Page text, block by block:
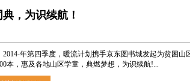
，为识续航！
年第四季度，暖流计划携手京东图书城发起为贫困山
本，惠及各地山区学童，典燃梦想，为识续航!...